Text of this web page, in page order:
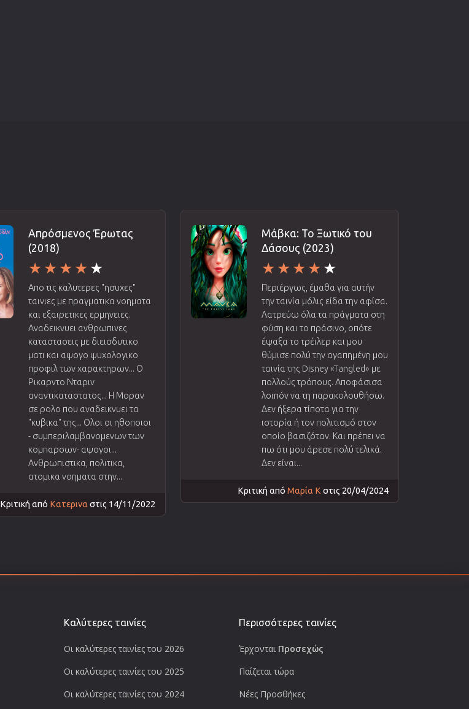
Απρόσμενος Έρωτας
(2018)
Απο τις καλυτερες "ησυχες"
ταινιες με πραγματικα νοηματα
και εξαιρετικες ερμηνειες.
Αναδεικνυει ανθρωπινες
καταστασεις με διεισδυτικο
ματι και αψογο ψυχολογικο
προφιλ των χαρακτηρων... Ο
Ρικαρντο Νταριν
αναντικαταστατος... Η Μοραν
σε ρολο που αναδεικνυει τα
"κυβικα" της... Ολοι οι ηθοποιοι
- συμπεριλαμβανομενων των
κομπαρσων- αψογοι...
Ανθρωπιστικα, πολιτικα,
ατομικα νοηματα στην...
Κριτική από Κατερινα στις 14/11/2022
Μάβκα: Το Ξωτικό του
Δάσους (2023)
Περιέργως, έμαθα για αυτήν
την ταινία μόλις είδα την αφίσα.
Λατρεύω όλα τα πράγματα στη
φύση και το πράσινο, οπότε
έψαξα το τρέιλερ και μου
θύμισε πολύ την αγαπημένη μου
ταινία της Disney «Tangled» με
πολλούς τρόπους. Αποφάσισα
λοιπόν να τη παρακολουθήσω.
Δεν ήξερα τίποτα για την
ιστορία ή τον πολιτισμό στον
οποίο βασιζόταν. Και πρέπει να
πω ότι μου άρεσε πολύ τελικά.
Δεν είναι...
Κριτική από Μαρία Κ στις 20/04/2024
Καλύτερες ταινίες
Οι καλύτερες ταινίες του 2026
Οι καλύτερες ταινίες του 2025
Οι καλύτερες ταινίες του 2024
Περισσότερες ταινίες
Έρχονται Προσεχώς
Παίζεται τώρα
Νέες Προσθήκες